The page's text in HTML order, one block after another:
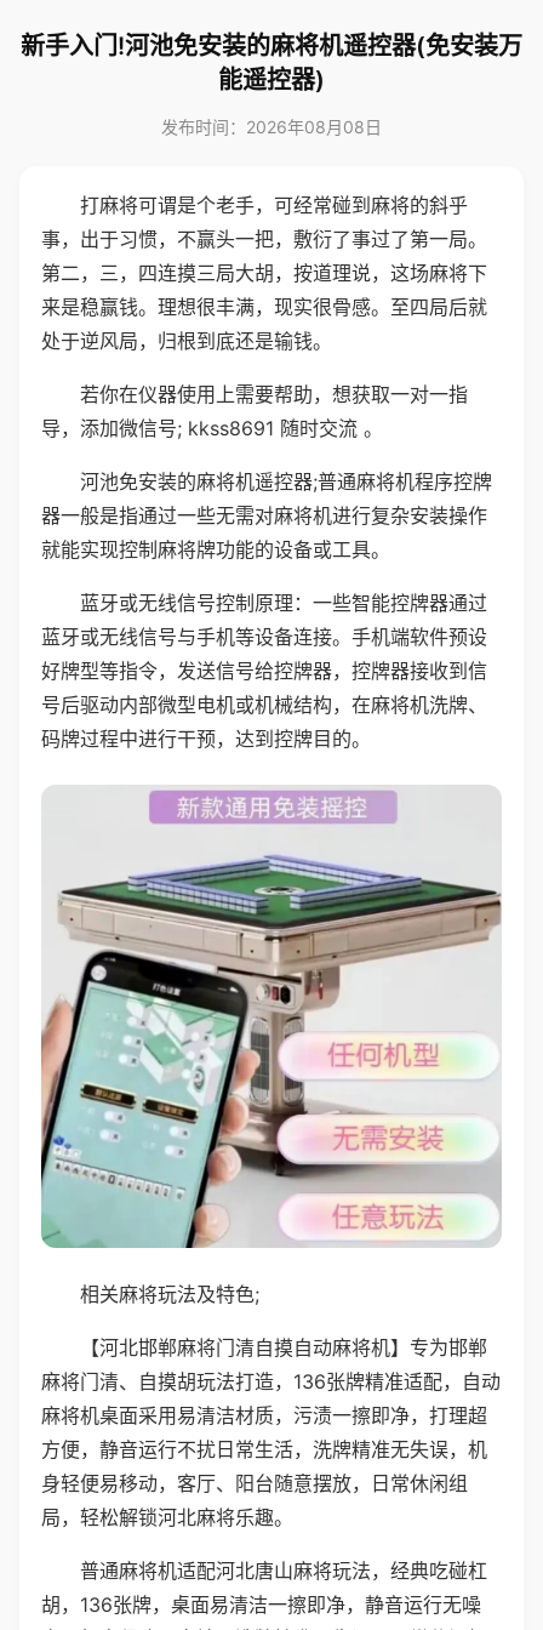
新手入门!河池免安装的麻将机遥控器(免安装万
能遥控器)
发布时间：2026年08月08日
打麻将可谓是个老手，可经常碰到麻将的斜乎
事，出于习惯，不赢头一把，敷衍了事过了第一局。
第二，三，四连摸三局大胡，按道理说，这场麻将下
来是稳赢钱。理想很丰满，现实很骨感。至四局后就
处于逆风局，归根到底还是输钱。
若你在仪器使用上需要帮助，想获取一对一指
导，添加微信号; kkss8691 随时交流 。
河池免安装的麻将机遥控器;普通麻将机程序控牌
器一般是指通过一些无需对麻将机进行复杂安装操作
就能实现控制麻将牌功能的设备或工具。
蓝牙或无线信号控制原理：一些智能控牌器通过
蓝牙或无线信号与手机等设备连接。手机端软件预设
好牌型等指令，发送信号给控牌器，控牌器接收到信
号后驱动内部微型电机或机械结构，在麻将机洗牌、
码牌过程中进行干预，达到控牌目的。
相关麻将玩法及特色;
【河北邯郸麻将门清自摸自动麻将机】专为邯郸
麻将门清、自摸胡玩法打造，136张牌精准适配，自动
麻将机桌面采用易清洁材质，污渍一擦即净，打理超
方便，静音运行不扰日常生活，洗牌精准无失误，机
身轻便易移动，客厅、阳台随意摆放，日常休闲组
局，轻松解锁河北麻将乐趣。
普通麻将机适配河北唐山麻将玩法，经典吃碰杠
胡，136张牌，桌面易清洁一擦即净，静音运行无噪